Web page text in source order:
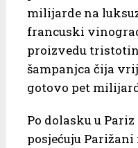
milijarde na
francuski
proizvedu
šampanjca čija
gotovo pet
Po dolasku u
posjećuju